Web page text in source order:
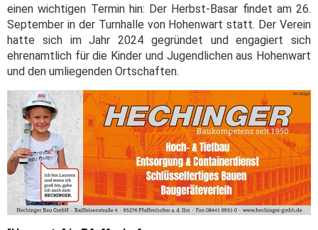
einen wichtigen Termin hin: Der Herbst-Basar findet am 26.
September in der Turnhalle von Hohenwart statt. Der Verein
hatte sich im Jahr 2024 gegründet und engagiert sich
ehrenamtlich für die Kinder und Jugendlichen aus Hohenwart
und den umliegenden Ortschaften.